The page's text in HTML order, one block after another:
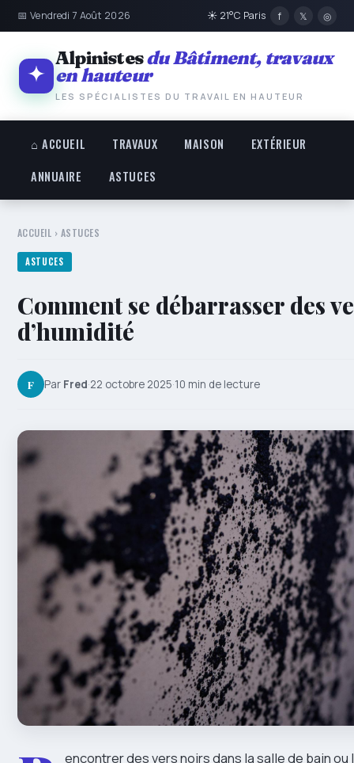
📅 Vendredi 7 Août 2026 ☀ 21°C Paris f 𝕏 ◎
Alpinistesdu Bâtiment, travaux
en hauteur
LES SPÉCIALISTES DU TRAVAIL EN HAUTEUR
⌂ ACCUEIL TRAVAUX MAISON
EXTÉRIEUR
ANNUAIRE
ASTUCES
ACCUEIL › ASTUCES
ASTUCES
Comment se débarrasser des
d’humidité
F Par Fred·22 octobre 2025·10 min de lecture
encontrer des vers noirs dans la salle de bain ou